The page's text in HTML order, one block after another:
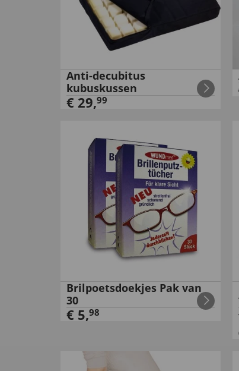
Anti-decubitus
kubuskussen
€ 29,99
Brilpoetsdoekjes Pak van
30
€ 5,98